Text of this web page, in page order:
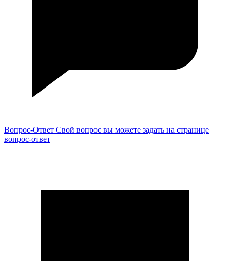
Вопрос-Ответ Свой вопрос вы можете задать на странице
вопрос-ответ